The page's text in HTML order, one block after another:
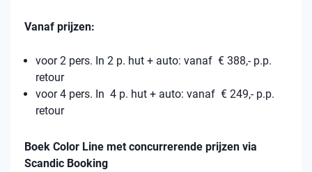
Vanaf prijzen:
voor 2 pers. In 2 p. hut + auto: vanaf € 388,- p.p.
retour
voor 4 pers. In 4 p. hut + auto: vanaf € 249,- p.p.
retour
Boek Color Line met concurrerende prijzen via
Scandic Booking